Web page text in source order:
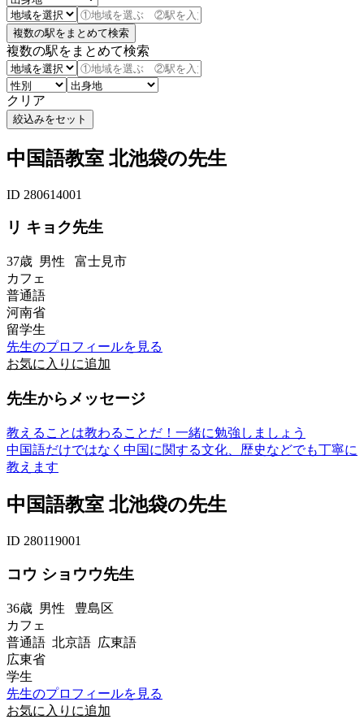
複数の駅をまとめて検索
クリア
中国語教室 北池袋の先生
ID 280614001
リ キョク先生
37歳 男性 富士見市
カフェ
普通語
河南省
留学生
先生のプロフィールを見る
お気に入りに追加
先生からメッセージ
教えることは教わることだ！一緒に勉強しましょう
中国語だけではなく中国に関する文化、歴史などでも丁寧に
教えます
中国語教室 北池袋の先生
ID 280119001
コウ ショウウ先生
36歳 男性 豊島区
カフェ
普通語 北京語 広東語
広東省
学生
先生のプロフィールを見る
お気に入りに追加